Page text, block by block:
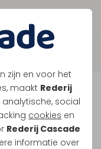
zijn en voor het
maakt Rederij
social
cookies en
Rederij Cascade
informatie over
de
gaan
door.